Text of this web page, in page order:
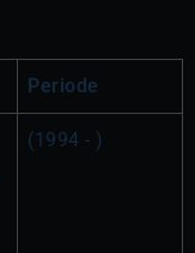
Periode
(1994 - )